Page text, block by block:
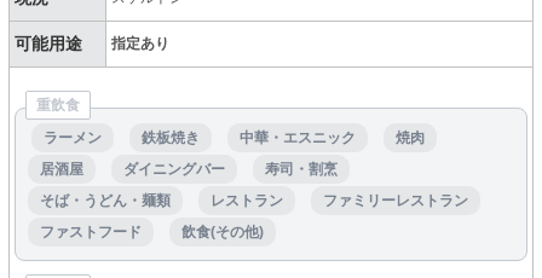
可能用途 指定あり
重飲食
ラーメン
鉄板焼き 中華・エスニック
焼肉
居酒屋
ダイニングバー
寿司・割烹
そば・うどん・麺類
レストラン
ファミリーレストラン
ファストフード
飲食(その他)